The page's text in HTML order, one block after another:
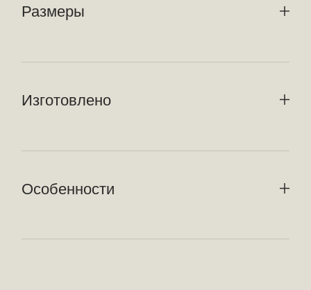
Размеры
Изготовлено
Особенности